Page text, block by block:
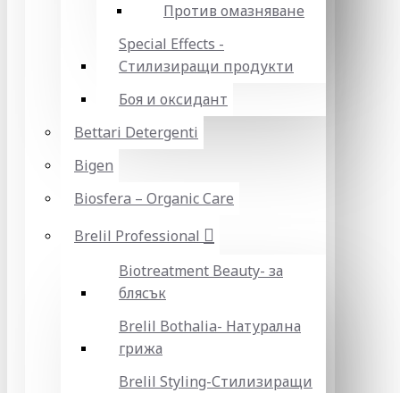
Против омазняване
Special Effects -
Стилизиращи продукти
Боя и оксидант
Bettari Detergenti
Bigen
Biosfera – Organic Care
Brelil Professional
Biotreatment Beauty- за
блясък
Brelil Bothalia- Натурална
грижа
Brelil Styling-Стилизиращи